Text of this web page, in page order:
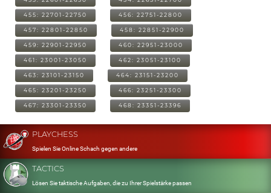
455: 22701-22750 456: 22751-22800
457: 22801-22850 458: 22851-22900
459: 22901-22950 460: 22951-23000
461: 23001-23050 462: 23051-23100
463: 23101-23150 464: 23151-23200
465: 23201-23250 466: 23251-23300
467: 23301-23350 468: 23351-23396
PLAYCHESS
Spielen Sie Online Schach gegen andere
TACTICS
Lösen Sie taktische Aufgaben, die zu Ihrer Spielstärke passen